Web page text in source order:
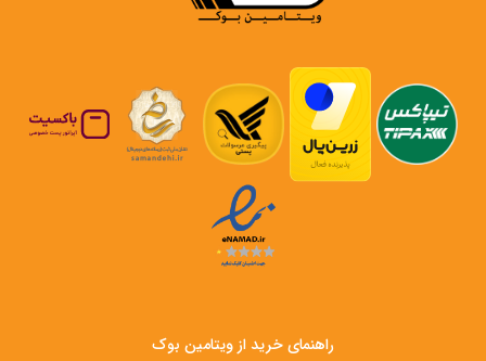
راهنمای خرید از ویتامین بوک